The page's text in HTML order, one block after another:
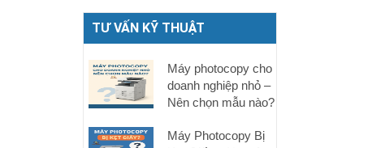
TƯ VẤN KỸ THUẬT
Máy photocopy cho
doanh nghiệp nhỏ –
Nên chọn mẫu nào?
Máy Photocopy Bị